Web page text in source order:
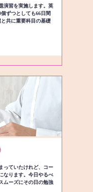
演習を実施します。英
ずつとしても66日間
共に重要科目の基礎
っていたけれど、コー
なります。今日やるべ
ムーズにその日の勉強